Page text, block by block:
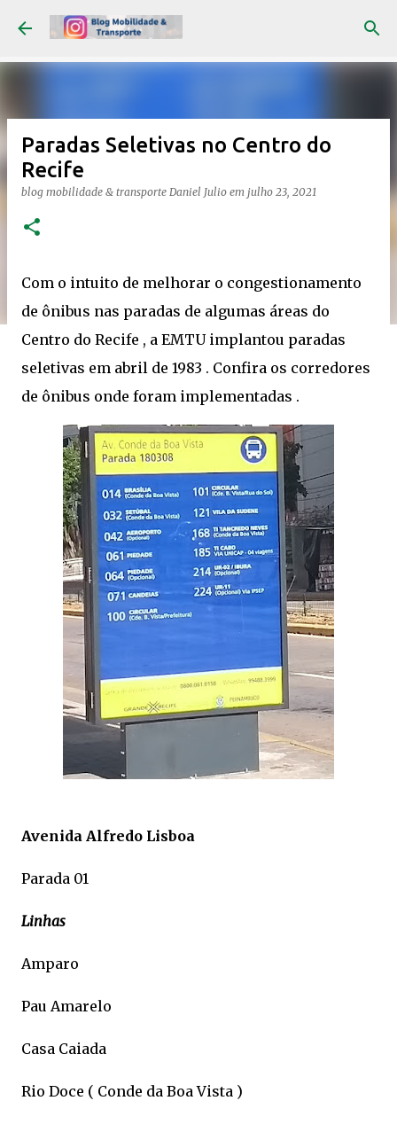
Pular para o conteúdo principal
Paradas Seletivas no Centro do
Recife
blog mobilidade & transporte Daniel Julio em julho 23, 2021
Com o intuito de melhorar o congestionamento
de ônibus nas paradas de algumas áreas do
Centro do Recife , a EMTU implantou paradas
seletivas em abril de 1983 . Confira os corredores
de ônibus onde foram implementadas .
Avenida Alfredo Lisboa
Parada 01
Linhas
Amparo
Pau Amarelo
Casa Caiada
Rio Doce ( Conde da Boa Vista )